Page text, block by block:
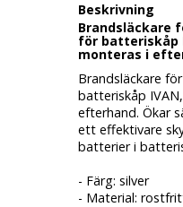
Beskrivning
Brandsläckare
för batteriskåp
monteras i
Brandsläckare
batteriskåp
efterhand. Ökar
ett effektivare
batterier i
- Färg: silver
- Material: